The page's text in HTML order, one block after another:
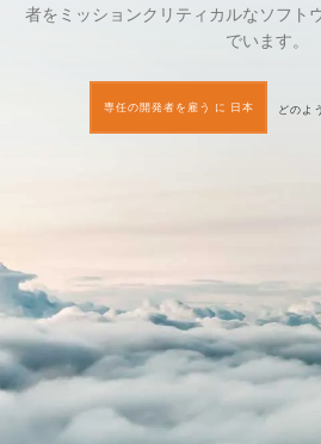
者をミッションクリティカルなソフト
でいます。
専任の開発者を雇う に 日本 どのよ